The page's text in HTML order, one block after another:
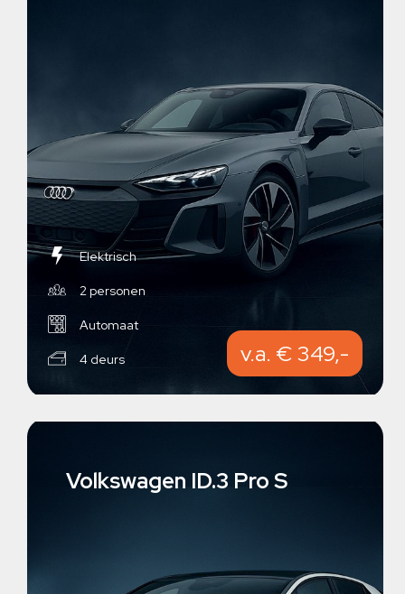
Elektrisch
2 personen
Automaat
4 deurs v.a. € 349,-
Volkswagen ID.3 Pro S